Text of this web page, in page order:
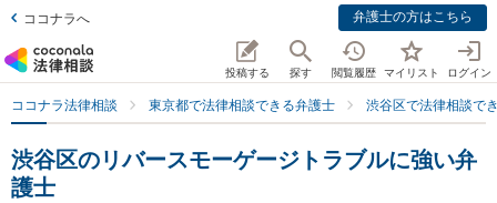
ココナラへ 弁護士の方はこちら
投稿する 探す 閲覧履歴 マイリスト ログイン
ココナラ法律相談 東京都で法律相談できる弁護士 渋谷区で法律相談で
渋谷区のリバースモーゲージトラブルに強い弁
護士